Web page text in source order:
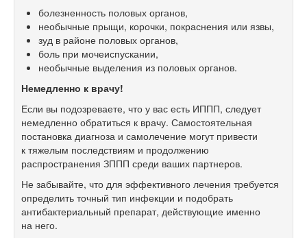
болезненность половых органов,
необычные прыщи, корочки, покраснения или язвы,
зуд в районе половых органов,
боль при мочеиспускании,
необычные выделения из половых органов.
Немедленно к врачу!
Если вы подозреваете, что у вас есть ИППП, следует
немедленно обратиться к врачу. Самостоятельная
постановка диагноза и самолечение могут привести
к тяжелым последствиям и продолжению
распространения ЗППП среди ваших партнеров.
Не забывайте, что для эффективного лечения требуется
определить точный тип инфекции и подобрать
антибактериальный препарат, действующие именно
на него.